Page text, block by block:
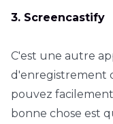
3. Screencastify
C'est une autre
d'enregistrement
pouvez
bonne chose est